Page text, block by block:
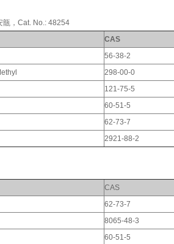
，Cat. No.: 48254
CAS
56-38-2
298-00-0
121-75-5
60-51-5
62-73-7
2921-88-2
CAS
62-73-7
8065-48-3
60-51-5